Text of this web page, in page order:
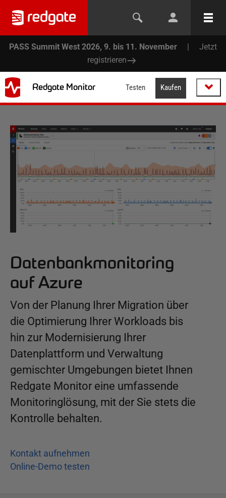
PASS Summit West 2026, 9. bis 11. November |
Jetzt
registrieren
Redgate Monitor Testen Kaufen
Datenbankmonitoring
auf Azure
Von der Planung Ihrer Migration über
die Optimierung Ihrer Workloads bis
hin zur Modernisierung Ihrer
Datenplattform und Verwaltung
gemischter Umgebungen bietet Ihnen
Redgate Monitor eine umfassende
Monitoringlösung, mit der Sie stets die
Kontrolle behalten.
Kontakt aufnehmen
Online-Demo testen